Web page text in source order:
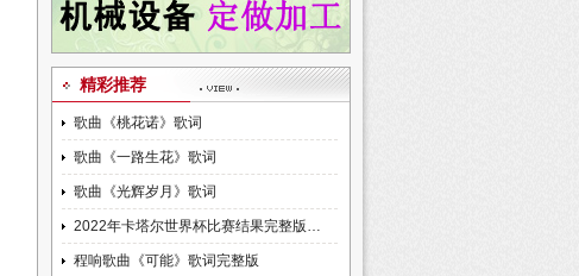
精彩推荐
歌曲《桃花诺》歌词
歌曲《一路生花》歌词
歌曲《光辉岁月》歌词
2022年卡塔尔世界杯比赛结果完整版…
程响歌曲《可能》歌词完整版